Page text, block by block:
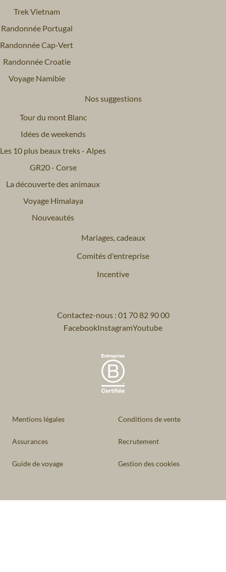
Trek Vietnam
Randonnée Portugal
Randonnée Cap-Vert
Randonnée Croatie
Voyage Namibie
Nos suggestions
Tour du mont Blanc
Idées de weekends
Les 10 plus beaux treks - Alpes
GR20 - Corse
La découverte des animaux
Voyage Himalaya
Nouveautés
Mariages, cadeaux
Comités d'entreprise
Incentive
Contactez-nous : 01 70 82 90 00
FacebookInstagramYoutube
Mentions légales Conditions de vente
Assurances Recrutement
Guide de voyage Gestion des cookies